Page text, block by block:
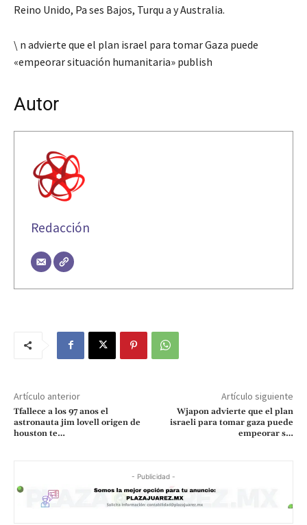
Reino Unido, Pa ses Bajos, Turqu a y Australia.
\ n advierte que el plan israel para tomar Gaza puede
«empeorar situación humanitaria» publish
Autor
Redacción
Artículo anterior
Tfallece a los 97 anos el
astronauta jim lovell origen de
houston te…
Artículo siguiente
Wjapon advierte que el plan
israeli para tomar gaza puede
empeorar s…
- Publicidad -